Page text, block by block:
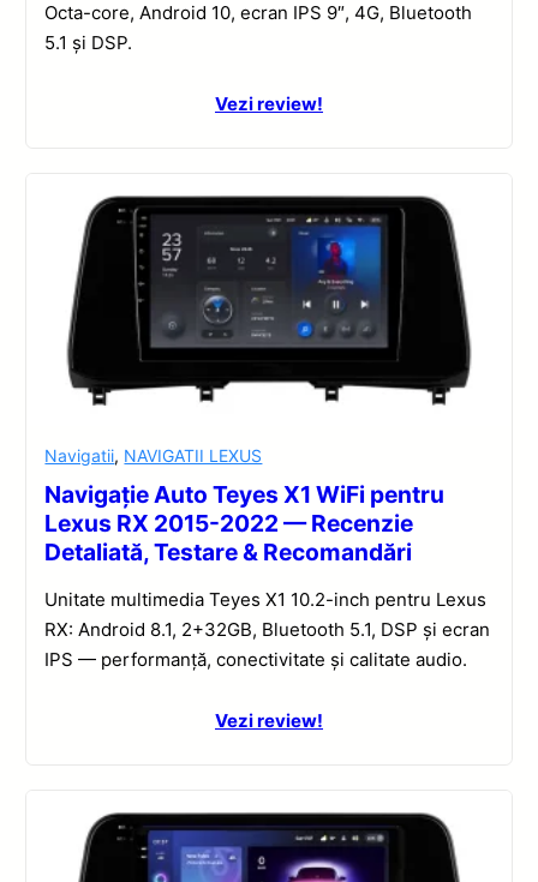
Octa-core, Android 10, ecran IPS 9″, 4G, Bluetooth
5.1 și DSP.
Vezi review!
Navigatii, NAVIGATII LEXUS
Navigație Auto Teyes X1 WiFi pentru
Lexus RX 2015-2022 — Recenzie
Detaliată, Testare & Recomandări
Unitate multimedia Teyes X1 10.2-inch pentru Lexus
RX: Android 8.1, 2+32GB, Bluetooth 5.1, DSP și ecran
IPS — performanță, conectivitate și calitate audio.
Vezi review!